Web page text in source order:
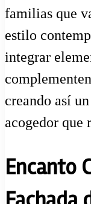
familias que
estilo
integrar
creando así
acogedor que
Encanto